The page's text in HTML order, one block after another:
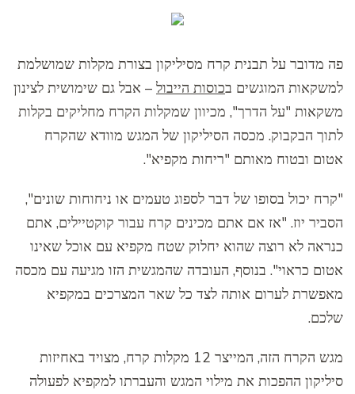
פה מדובר על תבנית קרח מסיליקון בצורת מקלות שמושלמת
למשקאות המוגשים בכוסות הייבול – אבל גם שימושית לצינון
משקאות "על הדרך", מכיוון שמקלות הקרח מחליקים בקלות
לתוך הבקבוק. מכסה הסיליקון של המגש מוודא שהקרח
אטום ובטוח מאותם "ריחות מקפיא".
"קרח יכול בסופו של דבר לספוג טעמים או ניחוחות שונים",
הסביר יוז. "אז אם אתם מכינים קרח עבור קוקטיילים, אתם
כנראה לא רוצה שהוא יחלוק שטח מקפיא עם אוכל שאינו
אטום כראוי". בנוסף, העובדה שהמגשית הזו מגיעה עם מכסה
מאפשרת לערום אותה לצד כל שאר המצרכים במקפיא
שלכם.
מגש הקרח הזה, המייצר 12 מקלות קרח, מצויד באחיזות
סיליקון ההפכות את מילוי המגש והעברתו למקפיא לפעולה